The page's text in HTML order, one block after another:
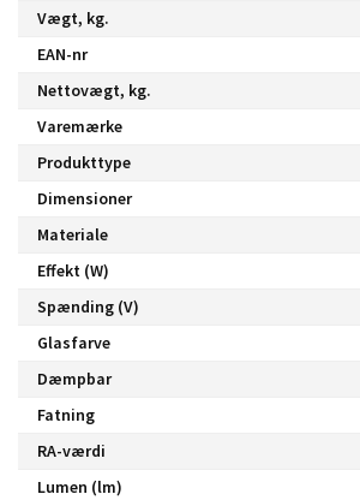
Vægt, kg.
EAN-nr
Nettovægt, kg.
Varemærke
Produkttype
Dimensioner
Materiale
Effekt (W)
Spænding (V)
Glasfarve
Dæmpbar
Fatning
RA-værdi
Lumen (lm)